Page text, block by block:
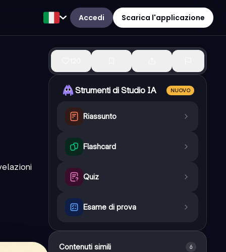
Accedi Scarica l'applicazione
Strumenti di Studio IA NUOVO
Riassunto
Flashcard
Quiz
Esame di prova
Contenuti simili 6